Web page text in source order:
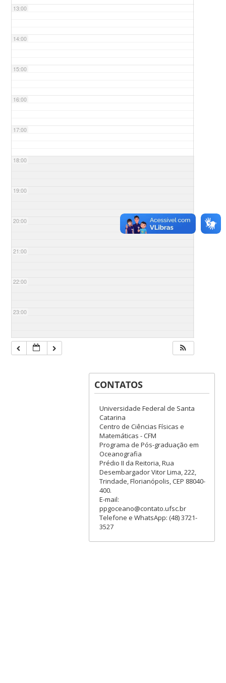
13:00
14:00
15:00
16:00
17:00
18:00
19:00
20:00
21:00
22:00
23:00
CONTATOS
Universidade Federal de Santa
Catarina
Centro de Ciências Físicas e
Matemáticas - CFM
Programa de Pós-graduação em
Oceanografia
Prédio II da Reitoria, Rua
Desembargador Vitor Lima, 222,
Trindade, Florianópolis, CEP 88040-
400.
E-mail:
ppgoceano@contato.ufsc.br
Telefone e WhatsApp: (48) 3721-
3527